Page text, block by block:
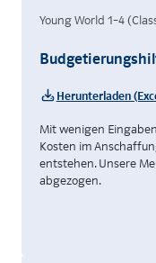
Young World 1–4
Herunterladen
Mit wenigen
Kosten im
entstehen. Unsere
abgezogen.